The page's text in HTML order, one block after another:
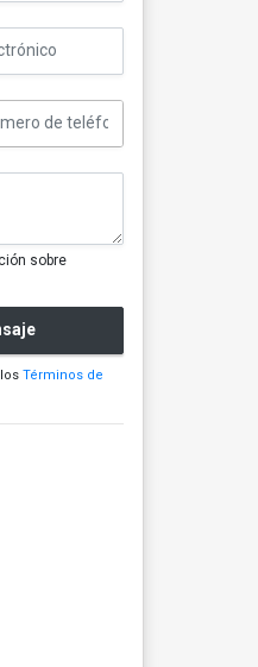
sobre
Términos de